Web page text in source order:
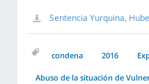
Sentencia Yurquina,
condena 2016
Abuso de la situación de